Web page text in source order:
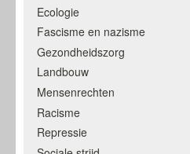
Ecologie
Fascisme en nazisme
Gezondheidszorg
Landbouw
Mensenrechten
Racisme
Repressie